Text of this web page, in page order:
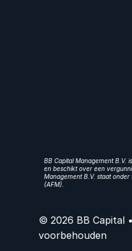
BB Capital Management B.V.
en beschikt over een
Management B.V. staat
(AFM).
© 2026 BB Capital
voorbehouden